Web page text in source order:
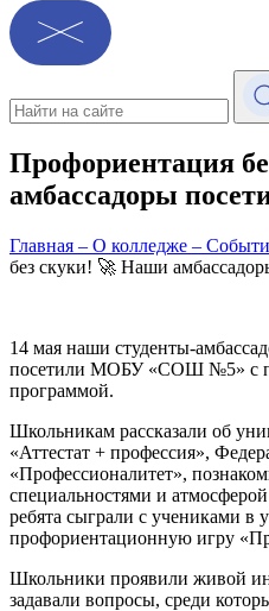
Профориентация
амбассадоры
Главная – О колледже –
без скуки! 🚀 Наши
14 мая наши студенты-
посетили МОБУ «СОШ №5» с
программой.
Школьникам рассказали об
«Аттестат + профессия»,
«Профессионалитет»,
специальностями и
ребята сыграли с учениками в
профориентационную игру
Школьники проявили живой
задавали вопросы, среди